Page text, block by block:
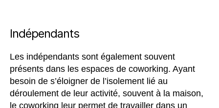
Indépendants
Les indépendants sont également souvent
présents dans les espaces de coworking. Ayant
besoin de s’éloigner de l’isolement lié au
déroulement de leur activité, souvent à la maison,
le coworking leur permet de travailler dans un